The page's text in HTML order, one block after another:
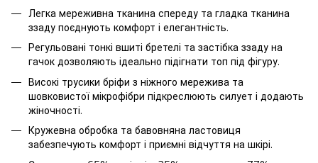
Легка мереживна тканина спереду та гладка тканина
ззаду поєднують комфорт і елегантність.
Регульовані тонкі вшиті бретелі та застібка ззаду на
гачок дозволяють ідеально підігнати топ під фігуру.
Високі трусики бріфи з ніжного мережива та
шовковистої мікрофібри підкреслюють силует і додають
жіночності.
Кружевна обробка та бавовняна ластовиця
забезпечують комфорт і приємні відчуття на шкірі.